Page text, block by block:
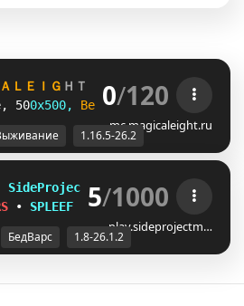
Ａ Ｌ Ｅ Ｉ Ｇ Ｈ Ｔ .1 6.5 - 2 2
, 500х500, Be War , Spleef ?
0/120
mc.magicaleight.ru
1.16.5-26.2
SideProjectMC
1.8–26.1.2
• SPLEEF PILLARS • SKYWARS
5/1000
play.sideprojectm…
БедВарс 1.8-26.1.2